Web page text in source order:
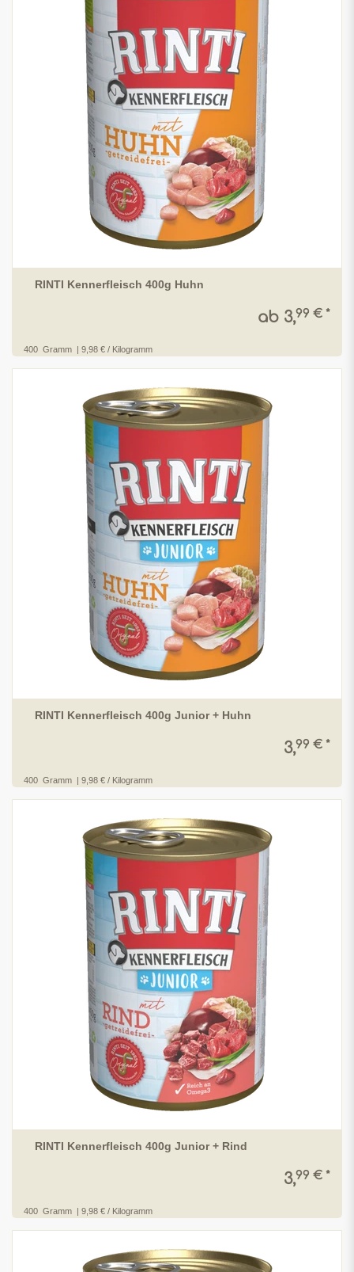
RINTI Kennerfleisch 400g Huhn
ab 3,99 € *
400 Gramm | 9,98 € / Kilogramm
RINTI Kennerfleisch 400g Junior + Huhn
3,99 € *
400 Gramm | 9,98 € / Kilogramm
RINTI Kennerfleisch 400g Junior + Rind
3,99 € *
400 Gramm | 9,98 € / Kilogramm